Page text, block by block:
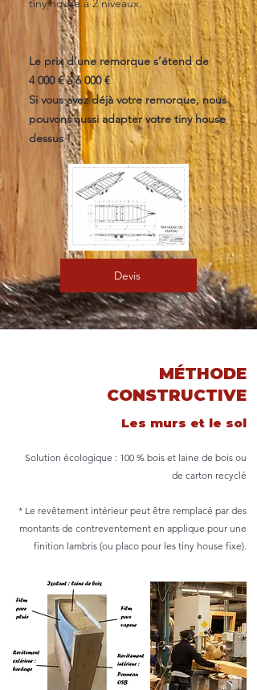
tiny house à 2 niveaux.
Le prix d’une remorque s’étend de
4 000 € à6 000 €
Si vous avez déjà votre remorque, nous
pouvons aussi adapter votre tiny house
dessus !
Devis
MÉTHODE
CONSTRUCTIVE​
Les murs et le sol
Solution écologique : 100 % bois et laine de bois ou
de carton recyclé
* Le revêtement intérieur peut être remplacé par des
montants de contreventement en applique pour une
finition lambris (ou placo pour les tiny house fixe).